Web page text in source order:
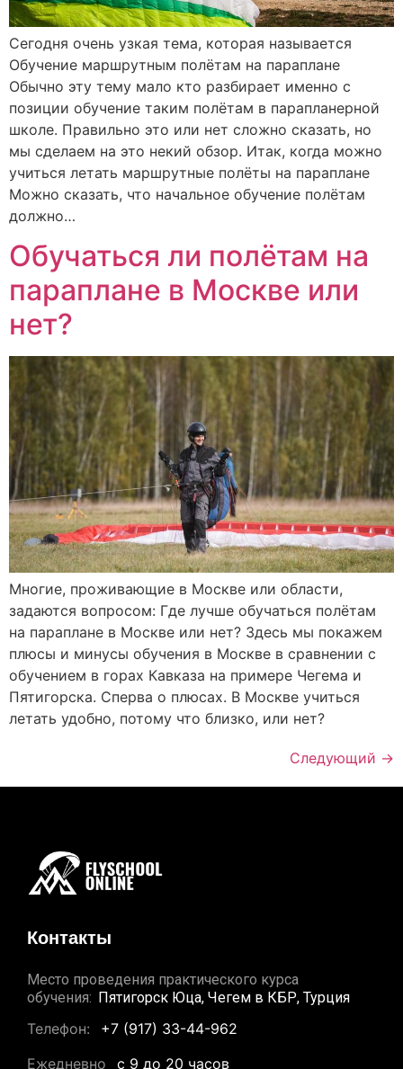
Сегодня очень узкая тема, которая называется
Обучение маршрутным полётам на параплане
Обычно эту тему мало кто разбирает именно с
позиции обучение таким полётам в парапланерной
школе. Правильно это или нет сложно сказать, но
мы сделаем на это некий обзор. Итак, когда можно
учиться летать маршрутные полёты на параплане
Можно сказать, что начальное обучение полётам
должно…
Обучаться ли полётам на
параплане в Москве или
нет?
Многие, проживающие в Москве или области,
задаются вопросом: Где лучше обучаться полётам
на параплане в Москве или нет? Здесь мы покажем
плюсы и минусы обучения в Москве в сравнении с
обучением в горах Кавказа на примере Чегема и
Пятигорска. Сперва о плюсах. В Москве учиться
летать удобно, потому что близко, или нет?
Следующий →
Контакты
Место проведения практического курса
обучения: Пятигорск Юца, Чегем в КБР, Турция
Телефон:
+7 (917) 33-44-962
Ежедневно
с 9 до 20 часов